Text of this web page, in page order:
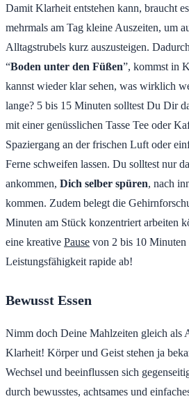
Damit Klarheit entstehen kann, braucht
mehrmals am Tag kleine Auszeiten, um
Alltagstrubels kurz auszusteigen.
“Boden unter den Füßen”, kommst in
kannst wieder klar sehen, was wirklich
lange? 5 bis 15 Minuten solltest Du Dir
mit einer genüsslichen Tasse Tee oder
Spaziergang an der frischen Luft oder
Ferne schweifen lassen. Du solltest nur
ankommen, Dich selber spüren, nach
kommen. Zudem belegt die
Minuten am Stück konzentriert arbeiten
eine kreative Pause von 2 bis 10 Minuten
Leistungsfähigkeit rapide ab!
Bewusst Essen
Nimm doch Deine Mahlzeiten gleich als
Klarheit! Körper und Geist stehen ja
Wechsel und beeinflussen sich
durch bewusstes, achtsames und